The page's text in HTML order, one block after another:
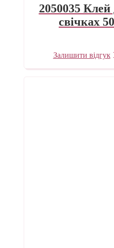
2050035
свічках
Залишити відгук